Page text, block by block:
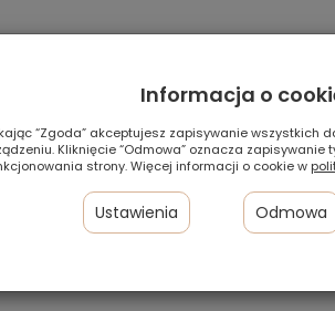
Informacja o
“Zgoda” akceptujesz zapisywanie wszystkich
Kliknięcie “Odmowa” oznacza
strony. Więcej informacji o cookie w
Ustawienia Odmowa